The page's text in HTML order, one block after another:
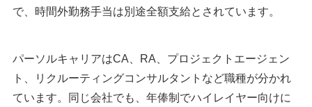
で、時間外勤務手当は別途全額支給とされています。
パーソルキャリアはCA、RA、プロジェクトエージェン
ト、リクルーティングコンサルタントなど職種が分かれ
ています。同じ会社でも、年俸制でハイレイヤー向けに